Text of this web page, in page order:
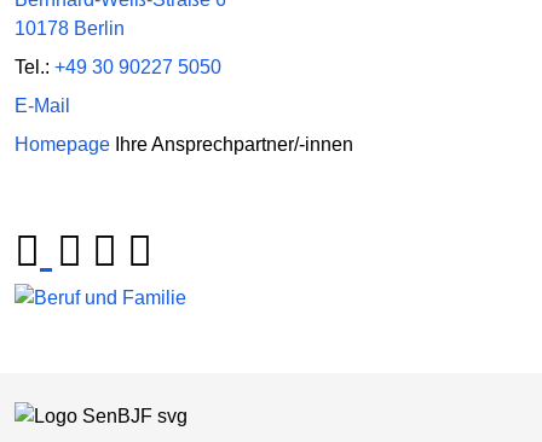
10178 Berlin
Tel.: +49 30 90227 5050
E-Mail
Homepage Ihre Ansprechpartner/-innen